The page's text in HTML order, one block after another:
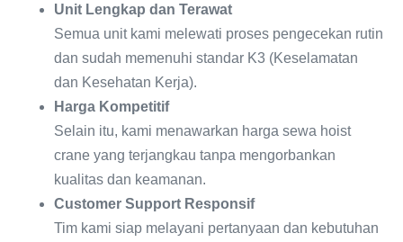
Unit Lengkap dan Terawat
Semua unit kami melewati proses pengecekan rutin
dan sudah memenuhi standar K3 (Keselamatan
dan Kesehatan Kerja).
Harga Kompetitif
Selain itu, kami menawarkan harga sewa hoist
crane yang terjangkau tanpa mengorbankan
kualitas dan keamanan.
Customer Support Responsif
Tim kami siap melayani pertanyaan dan kebutuhan